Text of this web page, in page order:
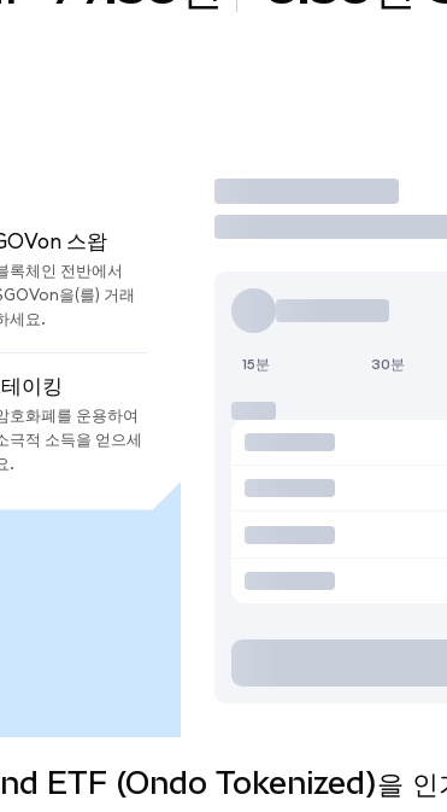
스왑
록체인 전반에서
을(를) 거래
세요.
이킹
호화폐를 운용하여
극적 소득을 얻으세
.
거래
15분 30분
(Ondo Tokenized)을 인기